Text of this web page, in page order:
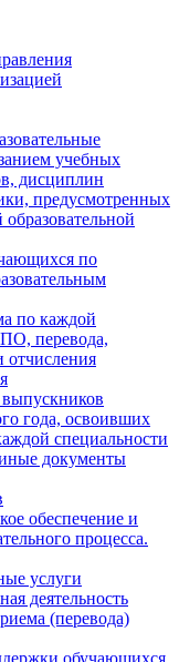
учебных
дисциплин
предусмотренных
по
по каждой
перевода,
отчисления
выпускников
года, освоивших
специальности
документы
обеспечение и
процесса.
услуги
деятельность
(перевода)
обучающихся